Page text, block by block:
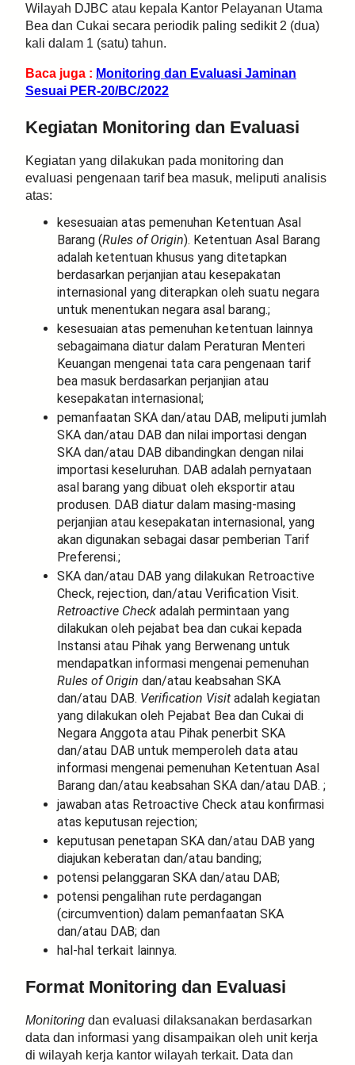
Wilayah DJBC atau kepala Kantor Pelayanan Utama
Bea dan Cukai secara periodik paling sedikit 2 (dua)
kali dalam 1 (satu) tahun.
Baca juga : Monitoring dan Evaluasi Jaminan
Sesuai PER-20/BC/2022
Kegiatan Monitoring dan Evaluasi
Kegiatan yang dilakukan pada monitoring dan
evaluasi pengenaan tarif bea masuk, meliputi analisis
atas:
kesesuaian atas pemenuhan Ketentuan Asal
Barang (Rules of Origin). Ketentuan Asal Barang
adalah ketentuan khusus yang ditetapkan
berdasarkan perjanjian atau kesepakatan
internasional yang diterapkan oleh suatu negara
untuk menentukan negara asal barang.;
kesesuaian atas pemenuhan ketentuan lainnya
sebagaimana diatur dalam Peraturan Menteri
Keuangan mengenai tata cara pengenaan tarif
bea masuk berdasarkan perjanjian atau
kesepakatan internasional;
pemanfaatan SKA dan/atau DAB, meliputi jumlah
SKA dan/atau DAB dan nilai importasi dengan
SKA dan/atau DAB dibandingkan dengan nilai
importasi keseluruhan. DAB adalah pernyataan
asal barang yang dibuat oleh eksportir atau
produsen. DAB diatur dalam masing-masing
perjanjian atau kesepakatan internasional, yang
akan digunakan sebagai dasar pemberian Tarif
Preferensi.;
SKA dan/atau DAB yang dilakukan Retroactive
Check, rejection, dan/atau Verification Visit.
Retroactive Check adalah permintaan yang
dilakukan oleh pejabat bea dan cukai kepada
Instansi atau Pihak yang Berwenang untuk
mendapatkan informasi mengenai pemenuhan
Rules of Origin dan/atau keabsahan SKA
dan/atau DAB. Verification Visit adalah kegiatan
yang dilakukan oleh Pejabat Bea dan Cukai di
Negara Anggota atau Pihak penerbit SKA
dan/atau DAB untuk memperoleh data atau
informasi mengenai pemenuhan Ketentuan Asal
Barang dan/atau keabsahan SKA dan/atau DAB. ;
jawaban atas Retroactive Check atau konfirmasi
atas keputusan rejection;
keputusan penetapan SKA dan/atau DAB yang
diajukan keberatan dan/atau banding;
potensi pelanggaran SKA dan/atau DAB;
potensi pengalihan rute perdagangan
(circumvention) dalam pemanfaatan SKA
dan/atau DAB; dan
hal-hal terkait lainnya.
Format Monitoring dan Evaluasi
Monitoring dan evaluasi dilaksanakan berdasarkan
data dan informasi yang disampaikan oleh unit kerja
di wilayah kerja kantor wilayah terkait. Data dan